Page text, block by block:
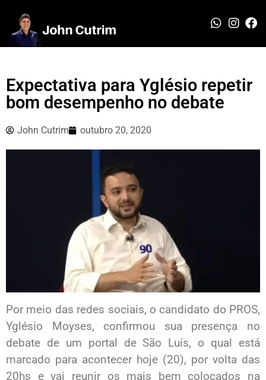
Expectativa para Yglésio repetir
bom desempenho no debate
John Cutrim outubro 20, 2020
Por meio das redes sociais, o candidato do PROS,
Yglésio Moyses, confirmou sua presença no
debate de um portal de São Luís, o qual está
marcado para acontecer hoje (20), por volta das
20hs e vai reunir os mais bem colocados na